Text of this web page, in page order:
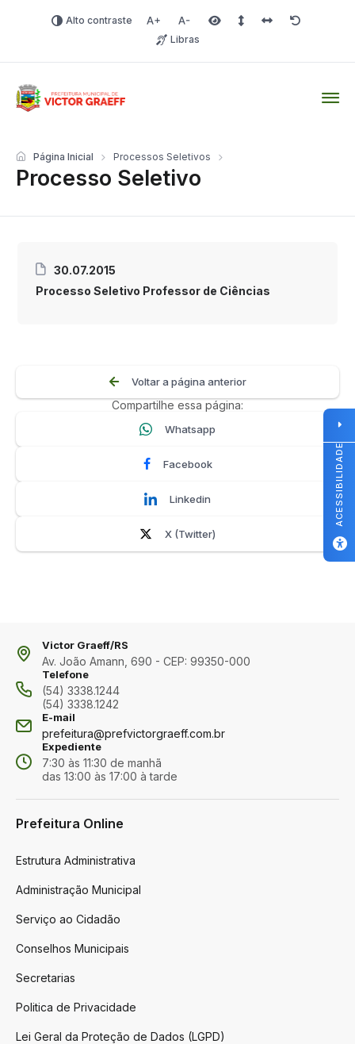
Alto contraste Aumentar fonte
Diminuir fonteÁrea selecionada
Espaçamento de linha
Espaço dos
Redefinir
Libras
Processo Seletivo
Página Inicial Processos Seletivos
30.07.2015
Processo Seletivo Professor de Ciências
Voltar a página anterior
Compartilhe essa página:
Whatsapp
Facebook
Linkedin
X (Twitter)
Victor Graeff/RS
Av. João Amann, 690 - CEP: 99350-000
Telefone
(54) 3338.1244
(54) 3338.1242
E-mail
prefeitura@prefvictorgraeff.com.br
Expediente
7:30 às 11:30 de manhã
das 13:00 às 17:00 à tarde
Prefeitura Online
Estrutura Administrativa
Administração Municipal
Serviço ao Cidadão
Conselhos Municipais
Secretarias
Politica de Privacidade
Lei Geral da Proteção de Dados (LGPD)
ACESSIBILIDADE